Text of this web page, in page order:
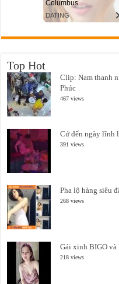
Top Hot
Clip: Nam thanh
Phúc
467 views
Cứ đến ngày lĩnh
391 views
Pha lộ hàng siêu
268 views
Gái xinh BIGO và
218 views